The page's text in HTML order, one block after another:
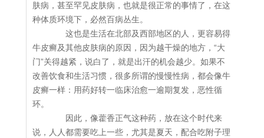
肤病，甚至罕见皮肤病，也就是很正常的事情了，在这
种体质环境下，必然百病丛生。
这也是生活在北部及西部地区的人，更容易得
牛皮癣及其他皮肤病的原因，因为越干燥的地方，“大
门”关得越紧，说白了，就是出汗的机会越少。如果不
改善饮食和生活习惯，很多所谓的慢慢性病，都会像牛
皮癣一样：用药好转一临床治愈一逾期复发，恶性循
环。
因此，像藿香正气这种药，放在这个时代来
说，人人都需要吃上一些，尤其是夏天，配合吃附子理